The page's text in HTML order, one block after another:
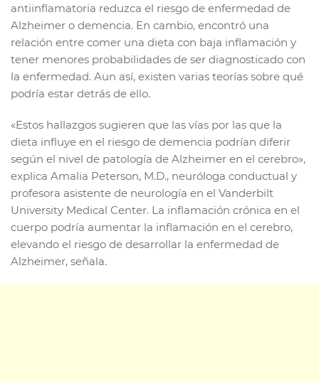
antiinflamatoria reduzca el riesgo de enfermedad de
Alzheimer o demencia. En cambio, encontró una
relación entre comer una dieta con baja inflamación y
tener menores probabilidades de ser diagnosticado con
la enfermedad. Aun así, existen varias teorías sobre qué
podría estar detrás de ello.
«Estos hallazgos sugieren que las vías por las que la
dieta influye en el riesgo de demencia podrían diferir
según el nivel de patología de Alzheimer en el cerebro»,
explica Amalia Peterson, M.D., neuróloga conductual y
profesora asistente de neurología en el Vanderbilt
University Medical Center. La inflamación crónica en el
cuerpo podría aumentar la inflamación en el cerebro,
elevando el riesgo de desarrollar la enfermedad de
Alzheimer, señala.